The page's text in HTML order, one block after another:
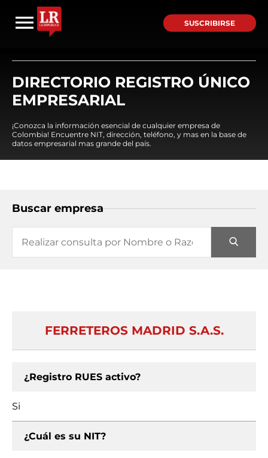
SUSCRIBIRSE
DIRECTORIO REGISTRO ÚNICO
EMPRESARIAL
¡Conozca la información esencial de cualquier empresa de
Colombia! Encuentre NIT, dirección, teléfono, y mas en la base de
datos empresarial mas grande del país.
Buscar empresa
FERRETEROS MADRID S.A.S.
¿Registro RUES activo?
Si
¿Cuál es su NIT?